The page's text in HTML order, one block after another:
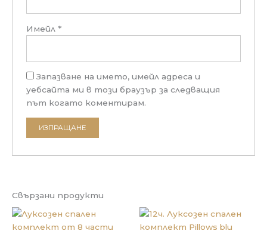
Имейл *
Запазване на името, имейл адреса и
уебсайта ми в този браузър за следващия
път когато коментирам.
Свързани продукти